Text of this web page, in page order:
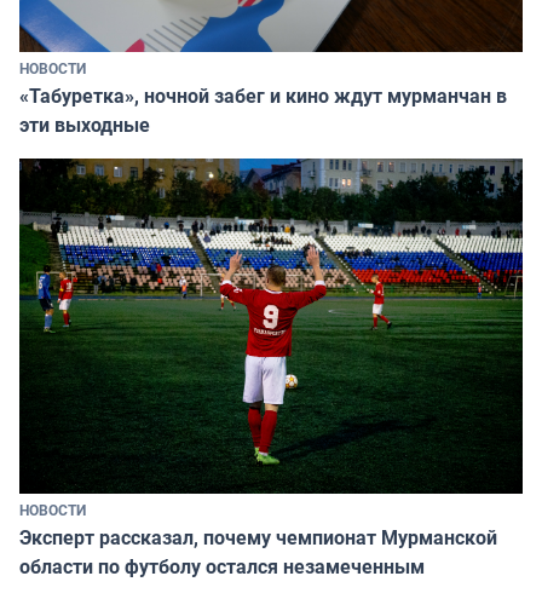
НОВОСТИ
«Табуретка», ночной забег и кино ждут мурманчан в
эти выходные
НОВОСТИ
Эксперт рассказал, почему чемпионат Мурманской
области по футболу остался незамеченным